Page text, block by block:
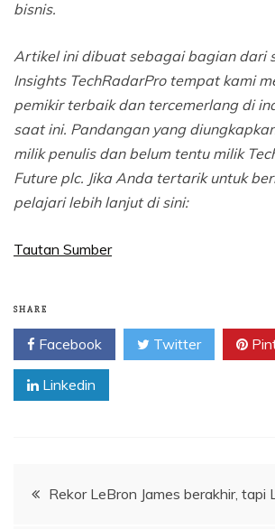
bisnis.
Artikel ini dibuat sebagai bagian dari
Insights TechRadarPro tempat kami
pemikir terbaik dan tercemerlang di
saat ini. Pandangan yang
milik penulis dan belum tentu milik
Future plc. Jika Anda tertarik untuk
pelajari lebih lanjut di sini:
Tautan Sumber
SHARE
Facebook Twitter
Linkedin
Navigasi
Rekor LeBron James berakhir, tapi